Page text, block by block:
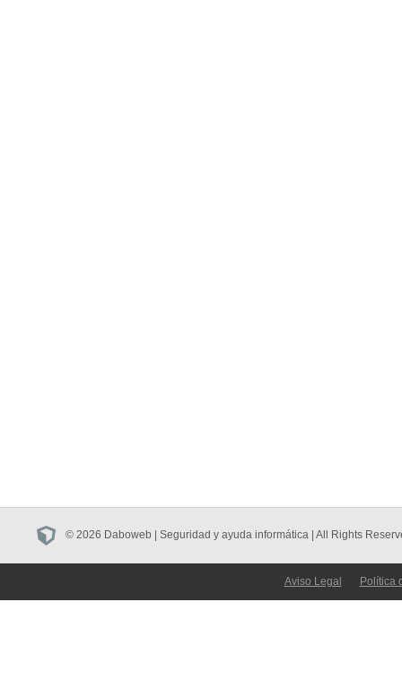
© 2026 Daboweb | Seguridad y ayuda informática | All Rights
Aviso Legal Política